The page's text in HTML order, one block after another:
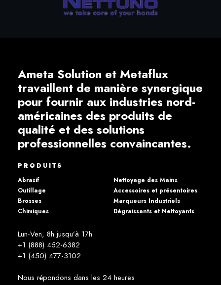
Ameta Solution et Metaflux
travaillent de manière synergique
pour fournir aux industries nord-
américaines des produits de
qualité et des solutions
professionnelles convaincantes.
PRODUITS
Abrasif
Outillage
Brosses
Chimiques
Nettoyage des Mains
Accessoires et présentoires
Marqueurs Industriels
Dégraissants et Nettoyants
Lun-Ven, 8h jusqu’à 17h
+1 (888) 452-6382
+1 (450) 477­-3102
Nous répondons dans les 24 heures